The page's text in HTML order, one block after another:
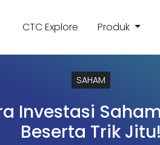
CTC Explore Produk
SAHAM
Investasi
Beserta Trik Jitu!